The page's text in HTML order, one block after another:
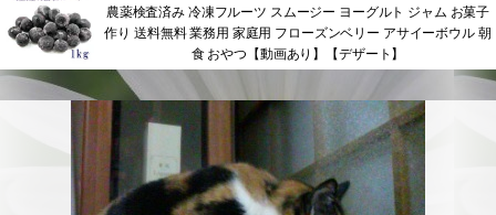
農薬検査済み 冷凍フルーツ スムージー ヨーグルト ジャム お菓子
作り 送料無料 業務用 家庭用 フローズンベリー アサイーボウル 朝
食 おやつ【動画あり】【デザート】